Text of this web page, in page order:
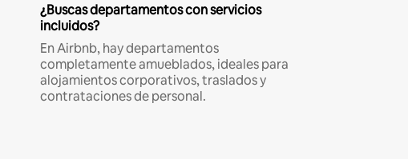
¿Buscas departamentos con servicios
incluidos?
En Airbnb, hay departamentos
completamente amueblados, ideales para
alojamientos corporativos, traslados y
contrataciones de personal.